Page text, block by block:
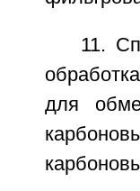
11.
для